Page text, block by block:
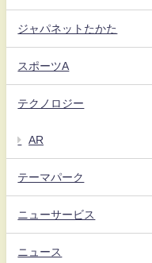
ジャパネットたかた
スポーツA
テクノロジー
AR
テーマパーク
ニューサービス
ニュース